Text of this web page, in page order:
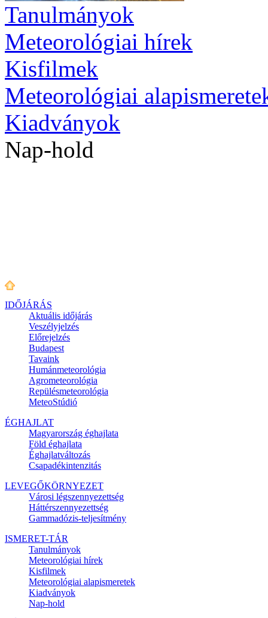
Tanulmányok
Meteorológiai hírek
Kisfilmek
Meteorológiai
Kiadványok
Nap-hold
IDŐJÁRÁS
Aktuális időjárás
Veszélyjelzés
Előrejelzés
Budapest
Tavaink
Humánmeteorológia
Agrometeorológia
Repülésmeteorológia
MeteoStúdió
ÉGHAJLAT
Magyarország éghajlata
Föld éghajlata
Éghajlatváltozás
Csapadékintenzitás
LEVEGŐKÖRNYEZET
Városi légszennyezettség
Háttérszennyezettség
Gammadózis-teljesítmény
ISMERET-TÁR
Tanulmányok
Meteorológiai hírek
Kisfilmek
Meteorológiai alapismeretek
Kiadványok
Nap-hold